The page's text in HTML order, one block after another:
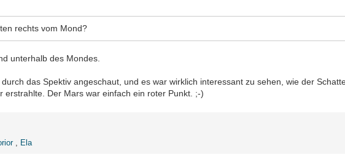
rechts vom Mond?
unterhalb des Mondes.
das Spektiv angeschaut, und es war wirklich interessant zu sehen, wie der
erstrahlte. Der Mars war einfach ein roter Punkt. ;-)
, Ela